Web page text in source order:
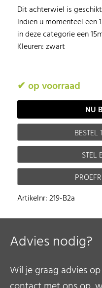
Dit achterwiel is
Indien u momenteel een
in deze categorie een
Kleuren: zwart
✔ op voorraad
BESTEL
STEL
Artikelnr: 219-B2a
Advies nodig?
Wil je graag advies